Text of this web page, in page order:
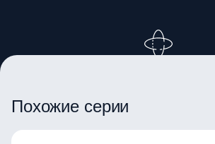
Похожие серии